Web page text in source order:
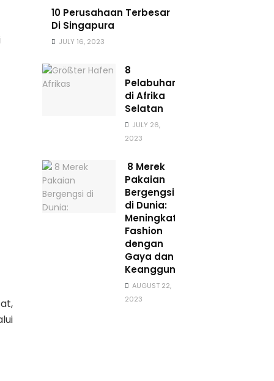
10 Perusahaan Terbesar
Di Singapura
JULY 16, 2023
8
Pelabuhan
di Afrika
Selatan
JULY 26,
2023
8 Merek
Pakaian
Bergengsi
di Dunia:
Meningkatkan
Fashion
dengan
Gaya dan
Keanggunan
AUGUST 22,
2023